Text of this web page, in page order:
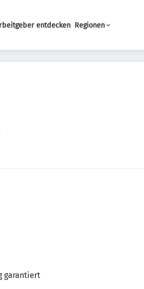
Navigation
entdecken Regionen
garantiert